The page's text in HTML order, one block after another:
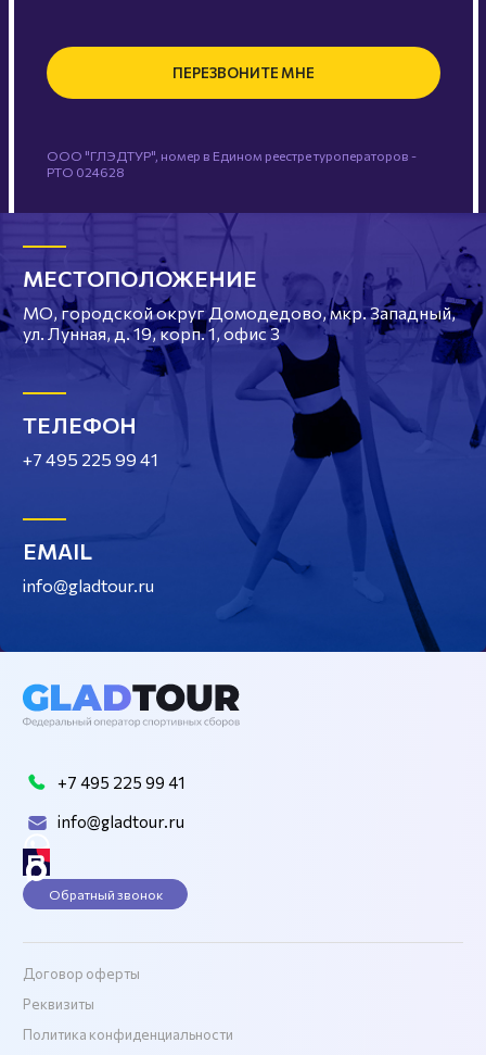
ПЕРЕЗВОНИТЕ МНЕ
ООО "ГЛЭДТУР", номер в Едином реестре туроператоров -
РТО 024628
МЕСТОПОЛОЖЕНИЕ
МО, городской округ Домодедово, мкр. Западный,
ул. Лунная, д. 19, корп. 1, офис 3
ТЕЛЕФОН
+7 495 225 99 41
EMAIL
info@gladtour.ru
+7 495 225 99 41
info@gladtour.ru
Обратный звонок
Договор оферты
Реквизиты
Политика конфиденциальности